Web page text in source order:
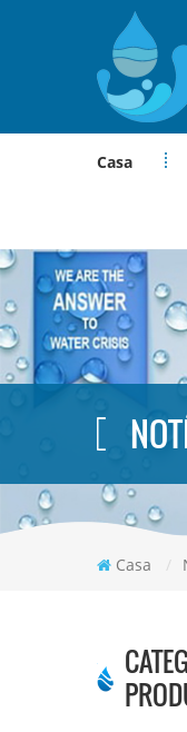
Casa
Casa /